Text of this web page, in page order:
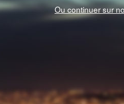
Ou continuer sur